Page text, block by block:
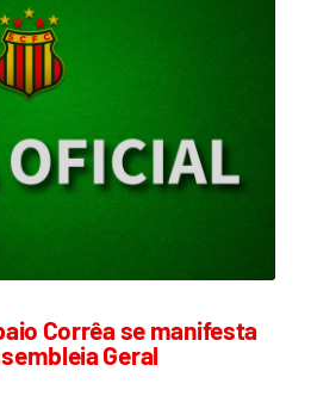
Corrêa se manifesta
Geral